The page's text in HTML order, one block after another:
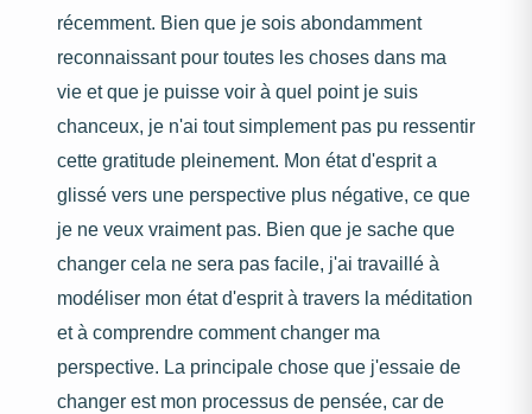
récemment. Bien que je sois abondamment
reconnaissant pour toutes les choses dans ma
vie et que je puisse voir à quel point je suis
chanceux, je n'ai tout simplement pas pu ressentir
cette gratitude pleinement. Mon état d'esprit a
glissé vers une perspective plus négative, ce que
je ne veux vraiment pas. Bien que je sache que
changer cela ne sera pas facile, j'ai travaillé à
modéliser mon état d'esprit à travers la méditation
et à comprendre comment changer ma
perspective. La principale chose que j'essaie de
changer est mon processus de pensée, car de